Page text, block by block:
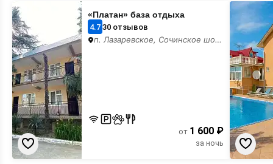
«Платан»
база
отдыха
«Платан» база отдыха
4.7 30 отзывов
п. Лазаревское, Сочинское шоссе,
от 1 600 ₽
за ночь
дом